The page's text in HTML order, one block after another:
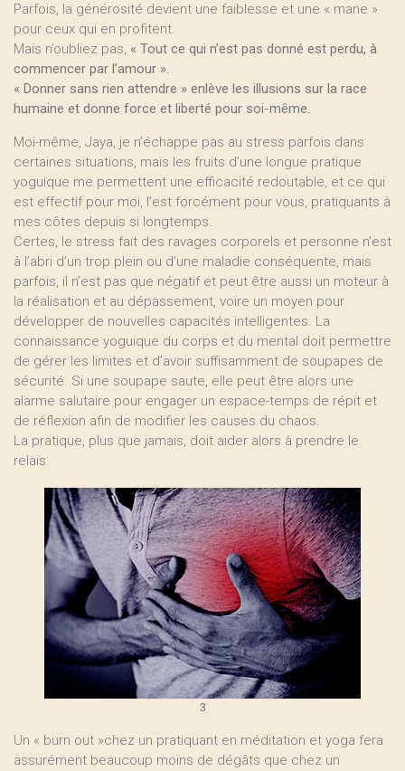
Parfois, la générosité devient une faiblesse et une « mane »
pour ceux qui en profitent.
Mais n’oubliez pas, « Tout ce qui n’est pas donné est perdu, à
commencer par l’amour ».
« Donner sans rien attendre » enlève les illusions sur la race
humaine et donne force et liberté pour soi-même.
Moi-même, Jaya, je n’échappe pas au stress parfois dans
certaines situations, mais les fruits d’une longue pratique
yoguique me permettent une efficacité redoutable, et ce qui
est effectif pour moi, l’est forcément pour vous, pratiquants à
mes côtes depuis si longtemps.
Certes, le stress fait des ravages corporels et personne n’est
à l’abri d’un trop plein ou d’une maladie conséquente, mais
parfois, il n’est pas que négatif et peut être aussi un moteur à
la réalisation et au dépassement, voire un moyen pour
développer de nouvelles capacités intelligentes. La
connaissance yoguique du corps et du mental doit permettre
de gérer les limites et d’avoir suffisamment de soupapes de
sécurité. Si une soupape saute, elle peut être alors une
alarme salutaire pour engager un espace-temps de répit et
de réflexion afin de modifier les causes du chaos.
La pratique, plus que jamais, doit aider alors à prendre le
relais.
3
Un « burn out »chez un pratiquant en méditation et yoga fera
assurément beaucoup moins de dégâts que chez un